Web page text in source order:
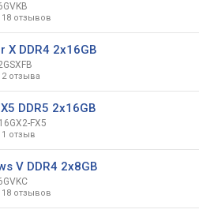
18 отзывов
X DDR4 2x16GB
2 отзыва
DDR5 2x16GB
FX5
1 отзыв
V DDR4 2x8GB
18 отзывов